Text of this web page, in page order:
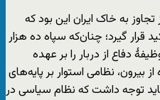
تجاوز به خاک ایران این بود که
گیرد؛ چنان‌که سپاه ده هزار
دفاع از دربار را بر عهده
بیرون، نظامی استوار بر پایه‌های
توجه داشت که نظام سیاسی در